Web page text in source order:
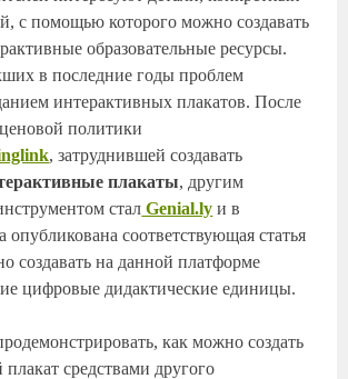
с помощью которого можно создавать
образовательные ресурсы.
в последние годы проблем
интерактивных плакатов. После
политики
, затруднившей создавать
плакаты, другим
стал Genial.ly и в
опубликована соответствующая статья
создавать на данной платформе
цифровые дидактические единицы.
как можно создать
средствами другого